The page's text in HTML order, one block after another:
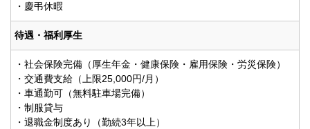
・慶弔休暇
待遇・福利厚生
・社会保険完備（厚生年金・健康保険・雇用保険・労災保険）
・交通費支給（上限25,000円/月）
・車通勤可（無料駐車場完備）
・制服貸与
・退職金制度あり（勤続3年以上）